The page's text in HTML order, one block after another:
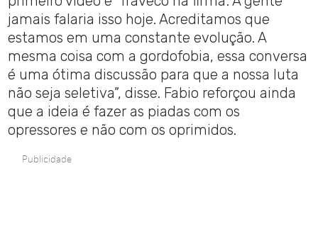
jamais falaria isso hoje. Acreditamos que
estamos em uma constante evolução. A
mesma coisa com a gordofobia, essa conversa
é uma ótima discussão para que a nossa luta
não seja seletiva”, disse. Fabio reforçou ainda
que a ideia é fazer as piadas com os
opressores e não com os oprimidos.
Publicidade